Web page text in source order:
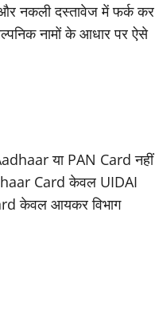
नकली दस्तावेज में फर्क कर
नामों के आधार पर ऐसे
या PAN Card नहीं
Card केवल UIDAI
केवल आयकर विभाग